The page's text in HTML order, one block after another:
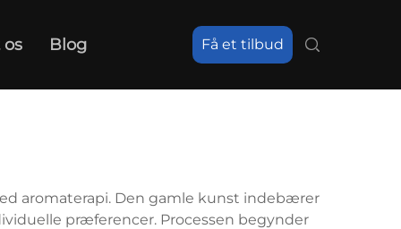
Blog Få et tilbud
aromaterapi. Den gamle kunst indebærer
præferencer. Processen begynder